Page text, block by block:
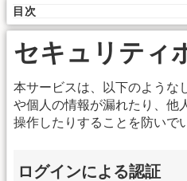
目次
セキュリティ
本サービスは、以下のような
や個人の情報が漏れたり、他
操作したりすることを防いで
ログインによる認証